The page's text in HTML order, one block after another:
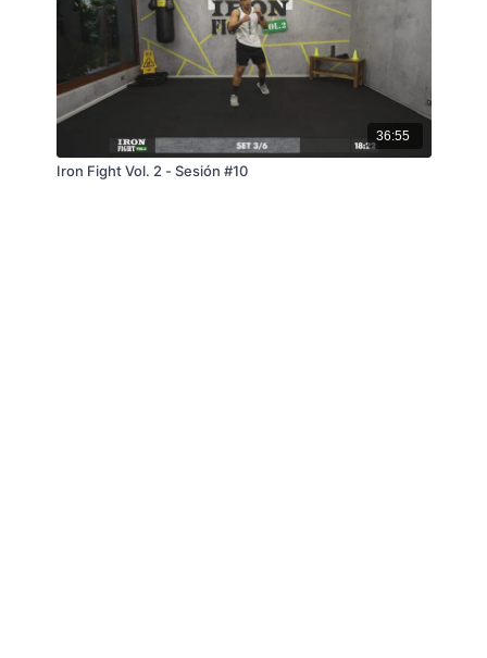
36:55
Iron Fight Vol. 2 - Sesión #10